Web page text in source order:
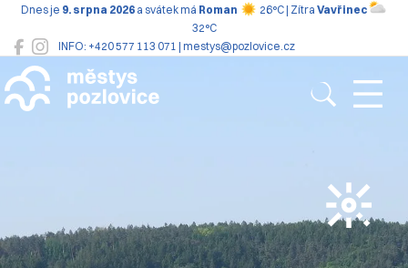
INFO: +420 577 113 071 | mestys@pozlovice.cz
Dnes je 9. srpna 2026 a svátek má Roman 26°C | Zítra Vavřinec
32°C
Pozlovice